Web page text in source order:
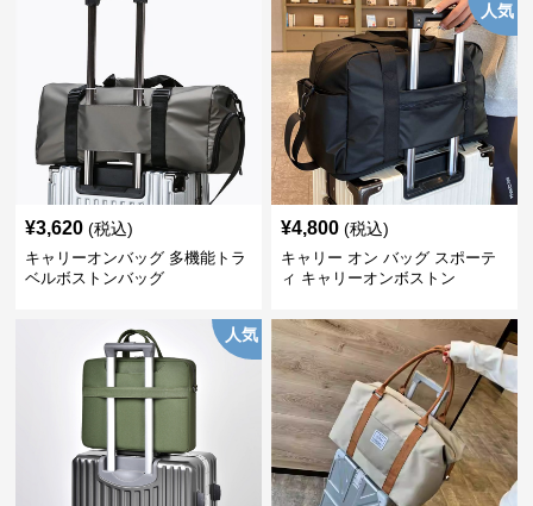
¥3,620 (税込)
キャリーオンバッグ 多機能トラ
ベルボストンバッグ
人気
¥4,800 (税込)
キャリー オン バッグ スポーテ
ィ キャリーオンボストン
人気